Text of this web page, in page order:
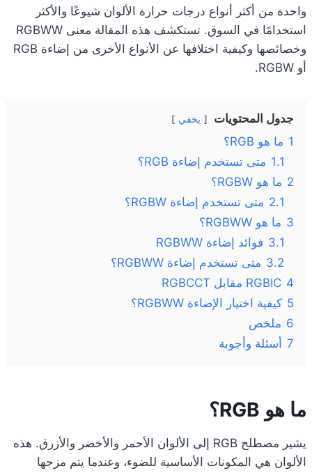
واحدة من أكثر أنواع درجات حرارة الألوان شيوعًا والأكثر
استخدامًا في السوق. تستكشف هذه المقالة معنى RGBWW
وخصائصها وكيفية اختلافها عن الأنواع الأخرى من إضاءة RGB
أو RGBW.
جدول المحتويات يخفي
1 ما هو RGB؟
1.1 متى تستخدم إضاءة RGB؟
2 ما هو RGBW؟
2.1 متى تستخدم إضاءة RGBW؟
3 ما هو RGBWW؟
3.1 فوائد إضاءة RGBWW
3.2 متى تستخدم إضاءة RGBWW؟
4 RGBIC مقابل RGBCCT
5 كيفية اختيار الإضاءة RGBWW؟
6 ملخص
7
أسئلة وأجوبة
ما هو RGB؟
يشير مصطلح RGB إلى الألوان الأحمر والأخضر والأزرق. هذه
الألوان هي المكونات الأساسية للضوء، وعندما يتم مزجها